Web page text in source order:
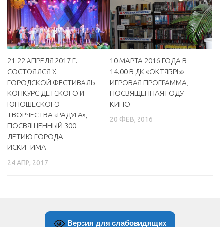
МБУ Дом культуры «Молодость»
МБУ Дом культуры «Октябрь»
МБОУ ДО «Детская школа искусств»
МБОУ ДО «Детская музыкальная школа»
МБУК «Искитимский городской историко-художественный
музей»
МБУ Парк культуры и отдыха им. И.В. Коротеева
МБУК «Централизованная библиотечная система»
ДК «Россия»
21-22 АПРЕЛЯ 2017 Г.
СОСТОЯЛСЯ X
ГОРОДСКОЙ ФЕСТИВАЛЬ-
КОНКУРС ДЕТСКОГО И
ЮНОШЕСКОГО
ТВОРЧЕСТВА «РАДУГА»,
ПОСВЯЩЕННЫЙ 300-
ЛЕТИЮ ГОРОДА
ИСКИТИМА
24 АПР, 2017
10 МАРТА 2016 ГОДА В
14.00 В ДК «ОКТЯБРЬ»
ИГРОВАЯ ПРОГРАММА,
ПОСВЯЩЕННАЯ ГОДУ
КИНО
20 ФЕВ, 2016
Версия для слабовидящих